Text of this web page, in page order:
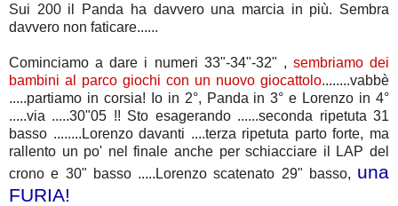
Sui 200 il Panda ha davvero una marcia in più. Sembra
davvero non faticare......
Cominciamo a dare i numeri 33"-34"-32" , sembriamo dei
bambini al parco giochi con un nuovo giocattolo........vabbè
.....partiamo in corsia! Io in 2°, Panda in 3° e Lorenzo in 4°
.....via .....30"05 !! Sto esagerando ......seconda ripetuta 31
basso ........Lorenzo davanti ....terza ripetuta parto forte, ma
rallento un po' nel finale anche per schiacciare il LAP del
crono e 30" basso .....Lorenzo scatenato 29" basso, una
FURIA!